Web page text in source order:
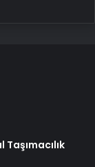
Taşımacılık